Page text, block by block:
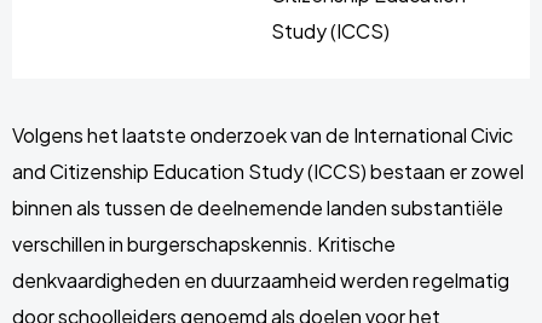
Study (ICCS)
Volgens het laatste onderzoek van de International Civic
and Citizenship Education Study (ICCS) bestaan er zowel
binnen als tussen de deelnemende landen substantiële
verschillen in burgerschapskennis. Kritische
denkvaardigheden en duurzaamheid werden regelmatig
door schoolleiders genoemd als doelen voor het